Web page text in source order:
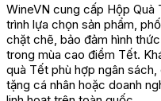
WineVN cung cấp Hộp
trình lựa chọn sản phẩm,
chặt chẽ, bảo đảm hình
trong mùa cao điểm Tết.
quà Tết phù hợp ngân
tặng cá nhân hoặc doanh